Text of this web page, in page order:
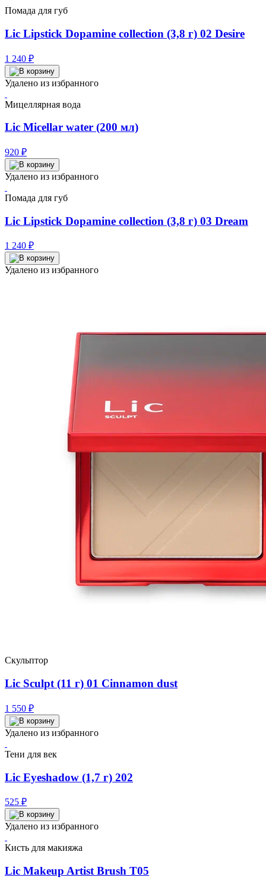
Помада для губ
Lic Lipstick Dopamine collection (3,8 г) 02 Desire
1 240 ₽
Удалено из избранного
Мицеллярная вода
Lic Micellar water (200 мл)
920 ₽
Удалено из избранного
Помада для губ
Lic Lipstick Dopamine collection (3,8 г) 03 Dream
1 240 ₽
Удалено из избранного
Скульптор
Lic Sculpt (11 г) 01 Cinnamon dust
1 550 ₽
Удалено из избранного
Тени для век
Lic Eyeshadow (1,7 г) 202
525 ₽
Удалено из избранного
Кисть для макияжа
Lic Makeup Artist Brush T05